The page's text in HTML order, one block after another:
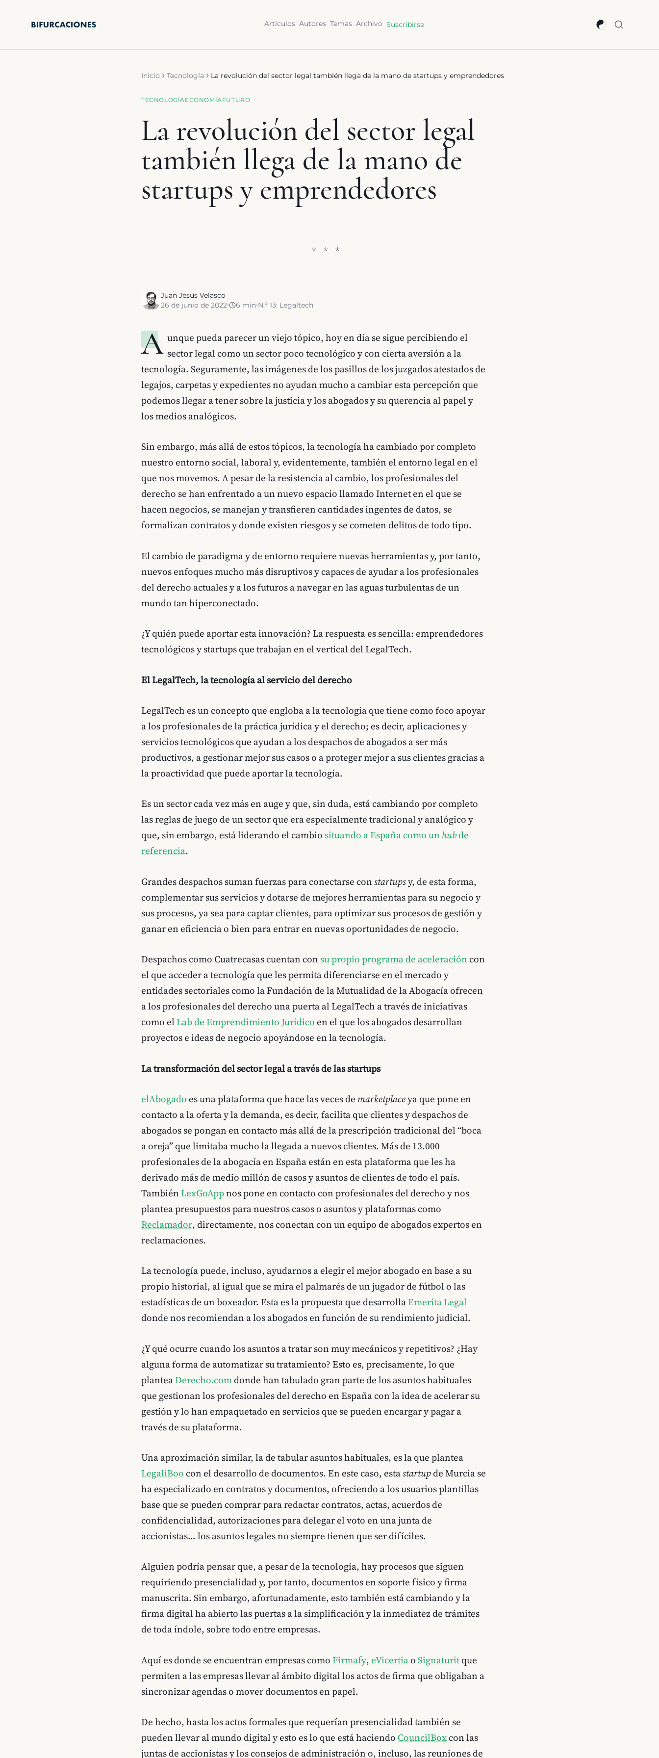
Artículos Autores Temas Archivo Suscribirse
Inicio Tecnología La revolución del sector legal también llega de la mano de startups y emprendedores
TECNOLOGÍAECONOMÍAFUTURO
La revolución del sector legal
también llega de la mano de
startups y emprendedores
Juan Jesús Velasco
26 de junio de 2022
6 min N.º 13: Legaltech
A unque pueda parecer un viejo tópico, hoy en día se sigue percibiendo el
sector legal como un sector poco tecnológico y con cierta aversión a la
tecnología. Seguramente, las imágenes de los pasillos de los juzgados atestados de
legajos, carpetas y expedientes no ayudan mucho a cambiar esta percepción que
podemos llegar a tener sobre la justicia y los abogados y su querencia al papel y
los medios analógicos.
Sin embargo, más allá de estos tópicos, la tecnología ha cambiado por completo
nuestro entorno social, laboral y, evidentemente, también el entorno legal en el
que nos movemos. A pesar de la resistencia al cambio, los profesionales del
derecho se han enfrentado a un nuevo espacio llamado Internet en el que se
hacen negocios, se manejan y transfieren cantidades ingentes de datos, se
formalizan contratos y donde existen riesgos y se cometen delitos de todo tipo.
El cambio de paradigma y de entorno requiere nuevas herramientas y, por tanto,
nuevos enfoques mucho más disruptivos y capaces de ayudar a los profesionales
del derecho actuales y a los futuros a navegar en las aguas turbulentas de un
mundo tan hiperconectado.
¿Y quién puede aportar esta innovación? La respuesta es sencilla: emprendedores
tecnológicos y startups que trabajan en el vertical del LegalTech.
El LegalTech, la tecnología al servicio del derecho
LegalTech es un concepto que engloba a la tecnología que tiene como foco apoyar
a los profesionales de la práctica jurídica y el derecho; es decir, aplicaciones y
servicios tecnológicos que ayudan a los despachos de abogados a ser más
productivos, a gestionar mejor sus casos o a proteger mejor a sus clientes gracias a
la proactividad que puede aportar la tecnología.
Es un sector cada vez más en auge y que, sin duda, está cambiando por completo
las reglas de juego de un sector que era especialmente tradicional y analógico y
que, sin embargo, está liderando el cambio situando a España como un hubde
referencia.
Grandes despachos suman fuerzas para conectarse constartupsy, de esta forma,
complementar sus servicios y dotarse de mejores herramientas para su negocio y
sus procesos, ya sea para captar clientes, para optimizar sus procesos de gestión y
ganar en eficiencia o bien para entrar en nuevas oportunidades de negocio.
Despachos como Cuatrecasas cuentan con su propio programa de aceleracióncon
el que acceder a tecnología que les permita diferenciarse en el mercado y
entidades sectoriales como la Fundación de la Mutualidad de la Abogacía ofrecen
a los profesionales del derecho una puerta al LegalTech a través de iniciativas
como elLab de Emprendimiento Jurídicoen el que los abogados desarrollan
proyectos e ideas de negocio apoyándose en la tecnología.
La transformación del sector legal a través de las startups
elAbogadoes una plataforma que hace las veces de marketplaceya que pone en
contacto a la oferta y la demanda, es decir, facilita que clientes y despachos de
abogados se pongan en contacto más allá de la prescripción tradicional del “boca
a oreja” que limitaba mucho la llegada a nuevos clientes. Más de 13.000
profesionales de la abogacía en España están en esta plataforma que les ha
derivado más de medio millón de casos y asuntos de clientes de todo el país.
TambiénLexGoAppnos pone en contacto con profesionales del derecho y nos
plantea presupuestos para nuestros casos o asuntos y plataformas como
Reclamador, directamente, nos conectan con un equipo de abogados expertos en
reclamaciones.
La tecnología puede, incluso, ayudarnos a elegir el mejor abogado en base a su
propio historial, al igual que se mira el palmarés de un jugador de fútbol o las
estadísticas de un boxeador. Esta es la propuesta que desarrollaEmerita Legal
donde nos recomiendan a los abogados en función de su rendimiento judicial.
¿Y qué ocurre cuando los asuntos a tratar son muy mecánicos y repetitivos? ¿Hay
alguna forma de automatizar su tratamiento? Esto es, precisamente, lo que
planteaDerecho.comdonde han tabulado gran parte de los asuntos habituales
que gestionan los profesionales del derecho en España con la idea de acelerar su
gestión y lo han empaquetado en servicios que se pueden encargar y pagar a
través de su plataforma.
Una aproximación similar, la de tabular asuntos habituales, es la que plantea
LegaliBoocon el desarrollo de documentos. En este caso, estastartupde Murcia se
ha especializado en contratos y documentos, ofreciendo a los usuarios plantillas
base que se pueden comprar para redactar contratos, actas, acuerdos de
confidencialidad, autorizaciones para delegar el voto en una junta de
accionistas… los asuntos legales no siempre tienen que ser difíciles.
Alguien podría pensar que, a pesar de la tecnología, hay procesos que siguen
requiriendo presencialidad y, por tanto, documentos en soporte físico y firma
manuscrita. Sin embargo, afortunadamente, esto también está cambiando y la
firma digital ha abierto las puertas a la simplificación y la inmediatez de trámites
de toda índole, sobre todo entre empresas.
Aquí es donde se encuentran empresas comoFirmafy,eVicertiaoSignaturitque
permiten a las empresas llevar al ámbito digital los actos de firma que obligaban a
sincronizar agendas o mover documentos en papel.
De hecho, hasta los actos formales que requerían presencialidad también se
pueden llevar al mundo digital y esto es lo que está haciendo CouncilBoxcon las
juntas de accionistas y los consejos de administración o, incluso, las reuniones de